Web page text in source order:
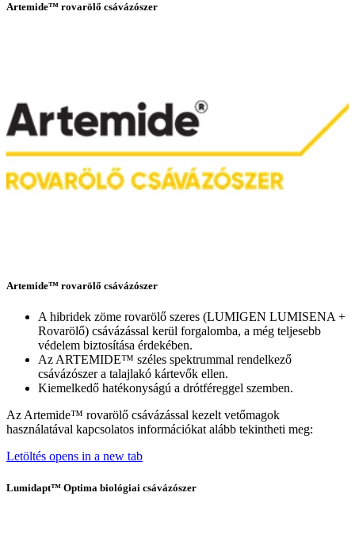
Artemide™ rovarölő csávázószer
Artemide™ rovarölő csávázószer
A hibridek zöme rovarölő szeres (LUMIGEN LUMISENA +
Rovarölő) csávázással kerül forgalomba, a még teljesebb
védelem biztosítása érdekében.
Az ARTEMIDE™ széles spektrummal rendelkező
csávázószer a talajlakó kártevők ellen.
Kiemelkedő hatékonyságú a drótféreggel szemben.
Az Artemide™ rovarölő csávázással kezelt vetőmagok
használatával kapcsolatos információkat alább tekintheti meg:
Letöltés opens in a new tab
Lumidapt™ Optima biológiai csávázószer